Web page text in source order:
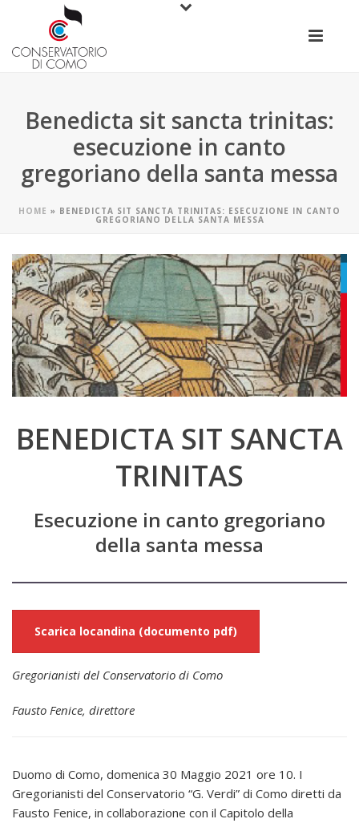
Benedicta sit sancta trinitas:
esecuzione in canto
gregoriano della santa messa
HOME » BENEDICTA SIT SANCTA TRINITAS: ESECUZIONE IN CANTO
GREGORIANO DELLA SANTA MESSA
BENEDICTA SIT SANCTA
TRINITAS
Esecuzione in canto gregoriano
della santa messa
Scarica locandina (documento pdf)
Gregorianisti del Conservatorio di Como
Fausto Fenice, direttore
Duomo di Como, domenica 30 Maggio 2021 ore 10. I
Gregorianisti del Conservatorio “G. Verdi” di Como diretti da
Fausto Fenice, in collaborazione con il Capitolo della